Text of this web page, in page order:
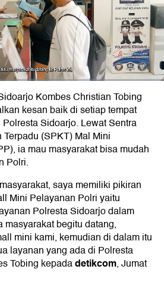
Kombes Christian Tobing
kesan baik di setiap tempat
Sidoarjo. Lewat Sentra
(SPKT) Mal Mini
ia mau masyarakat bisa mudah
Polri.
saya memiliki pikiran
Mini Pelayanan Polri yaitu
Polresta Sidoarjo dalam
masyarakat begitu datang,
mini kami, kemudian di dalam itu
layanan yang ada di Polresta
Tobing kepadadetikcom, Jumat